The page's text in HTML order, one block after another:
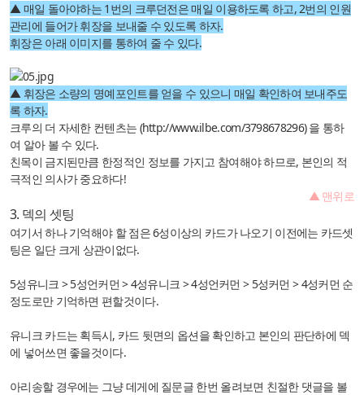
▲ 매일 돌아야하는 1번의 크루던전은 매일 이용하도록 하고, 2번의 인원
관리에 들어가 휘장을 보내줄 수 있도록 하자.
휘장은 아래 이미지를 통하여 줄 수 있다.
▲ 휘장은 소량의 명예포인트를 얻을 수 있으니 매일 확인하여 보내주도
록 하자.
크루의 더 자세한 컨텐츠는 (http://www.ilbe.com/3798678296) 을 통하
여 알아 볼 수 있다.
친목이 금지된만큼 한정적인 정보를 가지고 참여해야 하므로, 본인의 적
극적인 의사가 중요하다!
▲ 맨위로
3. 덱의 셋팅
여기서 하나 기억해야 할 점은 6성이상의 카드가 나오기 이전에는 카드셋
팅은 일단 크게 상관이없다.
5성유니크 > 5성언커먼 > 4성유니크 > 4성언커먼 > 5성커먼 > 4성커먼 순
정도로만 기억하면 편할것이다.
유니크 카드는 획득시, 카드 뒷면의 옵션을 확인하고 본인의 판단하에 덱
에 넣어쓰면 좋을것이다.
아리송할 경우에는 그냥 데게에 질문글 한번 올려보면 친절한 댓글을 볼